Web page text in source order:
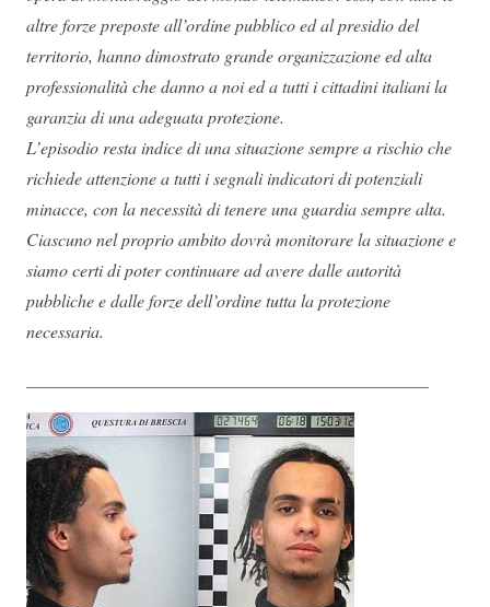
altre forze preposte all’ordine pubblico ed al presidio del
territorio, hanno dimostrato grande organizzazione ed alta
professionalità che danno a noi ed a tutti i cittadini italiani la
garanzia di una adeguata protezione.
L’episodio resta indice di una situazione sempre a rischio che
richiede attenzione a tutti i segnali indicatori di potenziali
minacce, con la necessità di tenere una guardia sempre alta.
Ciascuno nel proprio ambito dovrà monitorare la situazione e
siamo certi di poter continuare ad avere dalle autorità
pubbliche e dalle forze dell’ordine tutta la protezione
necessaria.